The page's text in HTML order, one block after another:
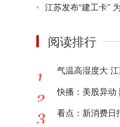
江苏发布“建工卡”
阅读排行
气温高湿度大 江
快播：美股异动
看点：新消费日